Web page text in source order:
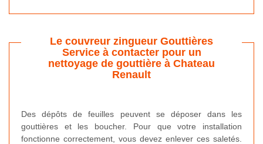
Le couvreur zingueur Gouttières
Service à contacter pour un
nettoyage de gouttière à Chateau
Renault
Des dépôts de feuilles peuvent se déposer dans les
gouttières et les boucher. Pour que votre installation
fonctionne correctement, vous devez enlever ces saletés.